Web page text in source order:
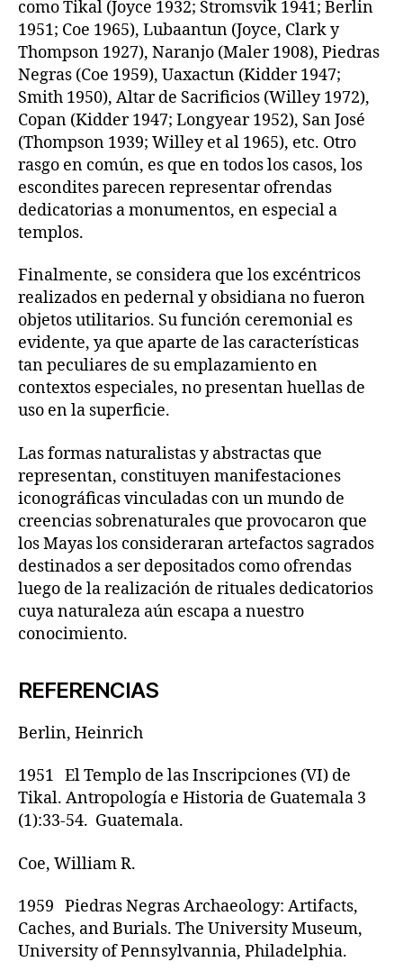
como Tikal (Joyce 1932; Stromsvik 1941; Berlin
1951; Coe 1965), Lubaantun (Joyce, Clark y
Thompson 1927), Naranjo (Maler 1908), Piedras
Negras (Coe 1959), Uaxactun (Kidder 1947;
Smith 1950), Altar de Sacrificios (Willey 1972),
Copan (Kidder 1947; Longyear 1952), San José
(Thompson 1939; Willey et al 1965), etc. Otro
rasgo en común, es que en todos los casos, los
escondites parecen representar ofrendas
dedicatorias a monumentos, en especial a
templos.
Finalmente, se considera que los excéntricos
realizados en pedernal y obsidiana no fueron
objetos utilitarios. Su función ceremonial es
evidente, ya que aparte de las características
tan peculiares de su emplazamiento en
contextos especiales, no presentan huellas de
uso en la superficie.
Las formas naturalistas y abstractas que
representan, constituyen manifestaciones
iconográficas vinculadas con un mundo de
creencias sobrenaturales que provocaron que
los Mayas los consideraran artefactos sagrados
destinados a ser depositados como ofrendas
luego de la realización de rituales dedicatorios
cuya naturaleza aún escapa a nuestro
conocimiento.
REFERENCIAS
Berlin, Heinrich
1951 El Templo de las Inscripciones (VI) de
Tikal. Antropología e Historia de Guatemala 3
(1):33-54. Guatemala.
Coe, William R.
1959 Piedras Negras Archaeology: Artifacts,
Caches, and Burials. The University Museum,
University of Pennsylvannia, Philadelphia.